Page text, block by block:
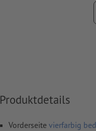
Produktdetails
Vorderseite vierfarbig